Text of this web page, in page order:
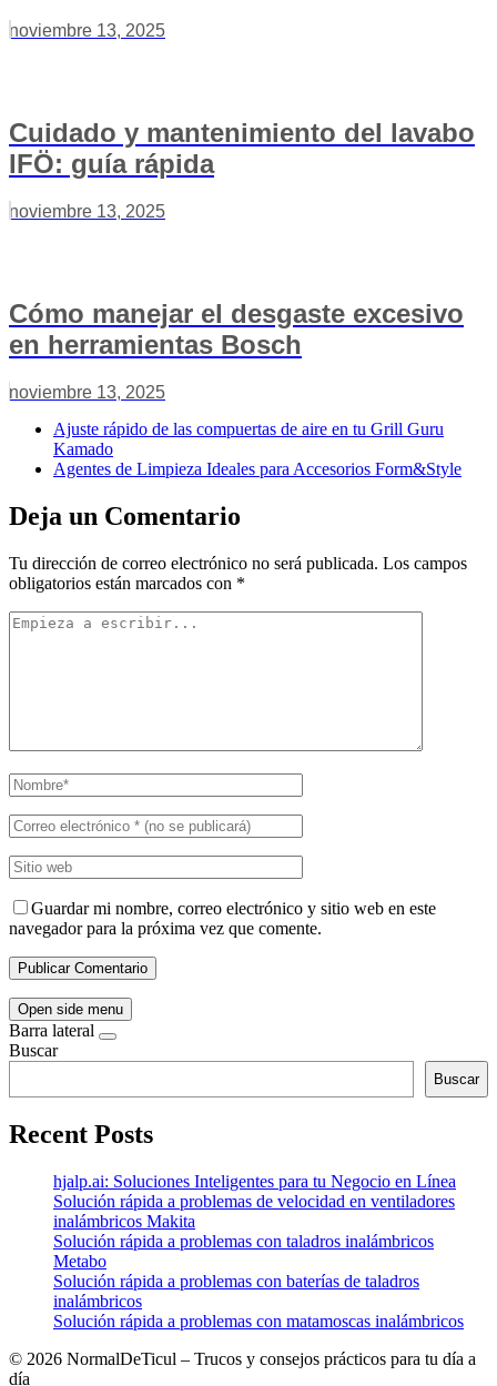
noviembre 13, 2025
Cuidado y mantenimiento del lavabo
IFÖ: guía rápida
noviembre 13, 2025
Cómo manejar el desgaste excesivo
en herramientas Bosch
noviembre 13, 2025
Ajuste rápido de las compuertas de aire en tu Grill Guru
Kamado
Agentes de Limpieza Ideales para Accesorios Form&Style
Deja un Comentario
Tu dirección de correo electrónico no será publicada. Los campos
obligatorios están marcados con *
Guardar mi nombre, correo electrónico y sitio web en este
navegador para la próxima vez que comente.
Open side menu
Barra lateral
Buscar
Buscar
Recent Posts
hjalp.ai: Soluciones Inteligentes para tu Negocio en Línea
Solución rápida a problemas de velocidad en ventiladores
inalámbricos Makita
Solución rápida a problemas con taladros inalámbricos
Metabo
Solución rápida a problemas con baterías de taladros
inalámbricos
Solución rápida a problemas con matamoscas inalámbricos
© 2026 NormalDeTicul – Trucos y consejos prácticos para tu día a
día